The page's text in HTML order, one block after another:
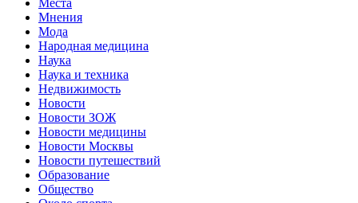
Мнения
Мода
Народная медицина
Наука
Наука и техника
Недвижимость
Новости
Новости ЗОЖ
Новости медицины
Новости Москвы
Новости путешествий
Образование
Общество